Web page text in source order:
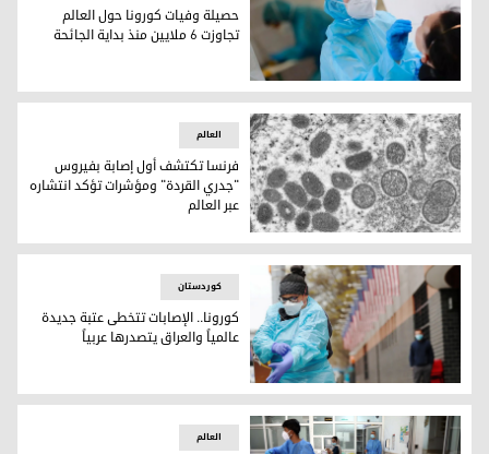
حصيلة وفيات كورونا حول العالم تجاوزت 6 ملايين منذ بداية الجائحة
حصيلة وفيات كورونا حول العالم
تجاوزت 6 ملايين منذ بداية الجائحة
صورة مجهرية إلكترونية (EM) لجزيئات فيروس جدري القرود، عينة سريرية من جلد بشري مرتبطة بتفشي كلاب البراري عام 2003- الصورة لفرانس 24
العالم
فرنسا تكتشف أول إصابة بفيروس
"جدري القردة" ومؤشرات تؤكد انتشاره
عبر العالم
مؤشر الإصابات يواصل الارتفاع بعد تفشي أوميكرون عالمياً -
کوردستان
كورونا.. الإصابات تتخطى عتبة جديدة
عالمياً والعراق يتصدرها عربياً
العالم